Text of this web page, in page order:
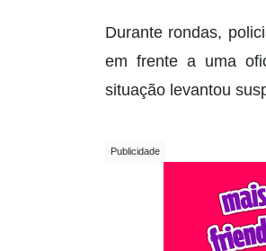
Durante rondas,
em frente a uma
situação levantou